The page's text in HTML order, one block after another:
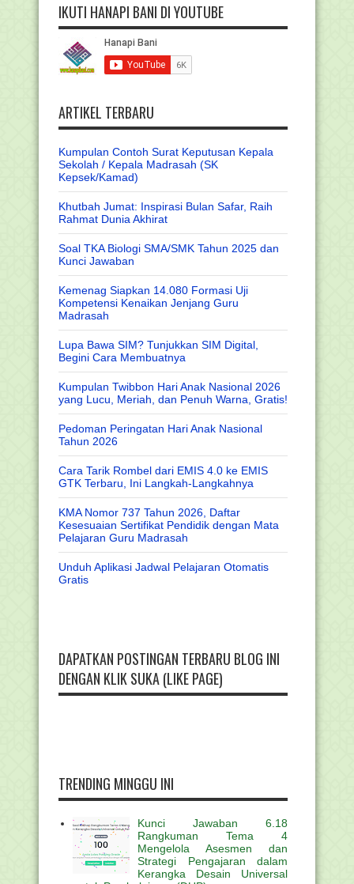
IKUTI HANAPI BANI DI YOUTUBE
ARTIKEL TERBARU
Kumpulan Contoh Surat Keputusan Kepala
Sekolah / Kepala Madrasah (SK
Kepsek/Kamad)
Khutbah Jumat: Inspirasi Bulan Safar, Raih
Rahmat Dunia Akhirat
Soal TKA Biologi SMA/SMK Tahun 2025 dan
Kunci Jawaban
Kemenag Siapkan 14.080 Formasi Uji
Kompetensi Kenaikan Jenjang Guru
Madrasah
Lupa Bawa SIM? Tunjukkan SIM Digital,
Begini Cara Membuatnya
Kumpulan Twibbon Hari Anak Nasional 2026
yang Lucu, Meriah, dan Penuh Warna, Gratis!
Pedoman Peringatan Hari Anak Nasional
Tahun 2026
Cara Tarik Rombel dari EMIS 4.0 ke EMIS
GTK Terbaru, Ini Langkah-Langkahnya
KMA Nomor 737 Tahun 2026, Daftar
Kesesuaian Sertifikat Pendidik dengan Mata
Pelajaran Guru Madrasah
Unduh Aplikasi Jadwal Pelajaran Otomatis
Gratis
DAPATKAN POSTINGAN TERBARU BLOG INI
DENGAN KLIK SUKA (LIKE PAGE)
TRENDING MINGGU INI
Kunci Jawaban 6.18
Rangkuman Tema 4
Mengelola Asesmen dan
Strategi Pengajaran dalam
Kerangka Desain Universal